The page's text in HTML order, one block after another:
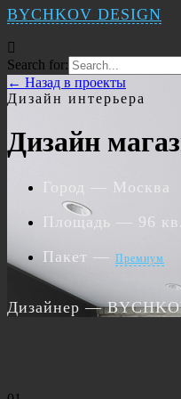
BYCHKOV DESIGN
Search for:
← Назад в проекты
Дизайн интерьера
Дизайн
Город — Москва
Площадь — 96
Пакет — Премиум
Дизайнер —